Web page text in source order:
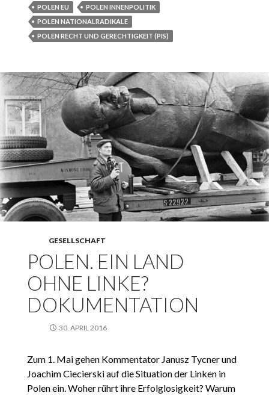
POLEN EU
POLEN INNENPOLITIK
POLEN NATIONALRADIKALE
POLEN RECHT UND GERECHTIGKEIT (PIS)
GESELLSCHAFT
POLEN. EIN LAND
OHNE LINKE?
DOKUMENTATION
30. APRIL 2016
Zum 1. Mai gehen Kommentator Janusz Tycner und
Joachim Ciecierski auf die Situation der Linken in
Polen ein. Woher rührt ihre Erfolglosigkeit? Warum